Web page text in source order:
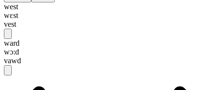
west
wɛst
vest
ward
wɔ:d
vawd